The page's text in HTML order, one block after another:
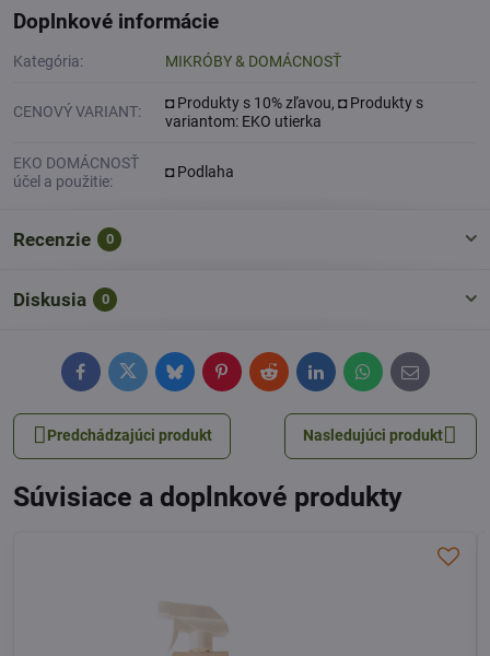
Doplnkové informácie
Kategória: MIKRÓBY & DOMÁCNOSŤ
CENOVÝ VARIANT:
◘ Produkty s 10% zľavou, ◘ Produkty s
variantom: EKO utierka
EKO DOMÁCNOSŤ
účel a použitie:
◘ Podlaha
Recenzie 0
Diskusia 0
FacebookTwitterBlueskyPinterestRedditLinkedInWhatsApp
E-
mail
Predchádzajúci produkt Nasledujúci produkt
Súvisiace a doplnkové produkty